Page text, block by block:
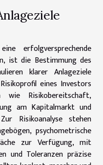
erfolgversprechende
ist die Bestimmung des
klarer Anlageziele
eines Investors
Risikobereitschaft,
am Kapitalmarkt und
Risikoanalyse stehen
psychometrische
zur Verfügung, mit
und Toleranzen präzise